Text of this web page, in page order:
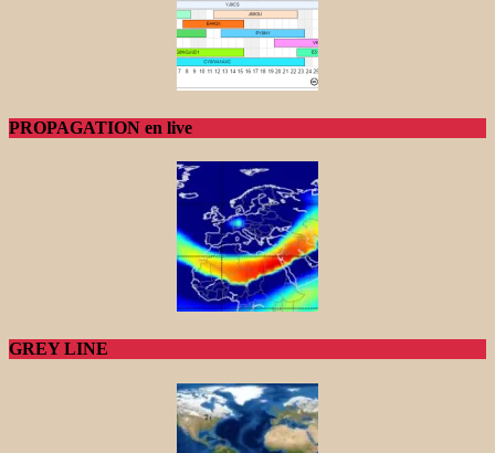
PROPAGATION en live
GREY LINE